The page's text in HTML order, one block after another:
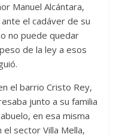
Manuel Alcántara,
el cadáver de su
no puede quedar
de la ley a esos
el barrio Cristo Rey,
junto a su familia
en esa misma
el sector Villa Mella,